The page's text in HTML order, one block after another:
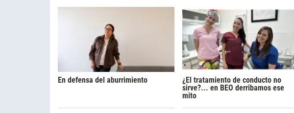
En defensa del aburrimiento
¿El tratamiento de conducto no
sirve?... en BEO derribamos ese
mito